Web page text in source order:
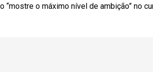
o máximo nível de ambição” no